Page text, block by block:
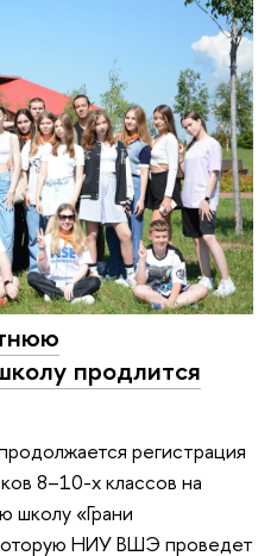
продлится
регистрация
8–10-х классов на
«Грани
НИУ ВШЭ проведет